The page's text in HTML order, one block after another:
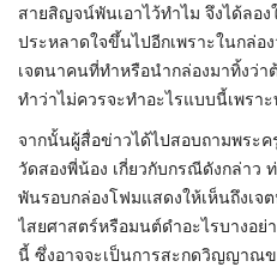
สายสิญจน์พันเอาไว้ทำไม จึงได้ลอง
ประหลาดใจขึ้นไปอีกเพราะในกล่อ
เจตนาคนที่ทำหรือนำกล่องมาทิ้งว่า
ทำว่าไม่ควรจะทำอะไรแบบนี้เพรา
จากนั้นผู้สื่อข่าวได้ไปสอบถามพระ
วัดสองพี่น้อง เกี่ยวกับกรณีดังกล่าว
พันรอบกล่องโฟมแสดงให้เห็นถึงเจ
ไสยศาสตร์หรือมนต์ดำอะไรบางอ
นี้ ซึ่งอาจจะเป็นการสะกดวิญญาณ